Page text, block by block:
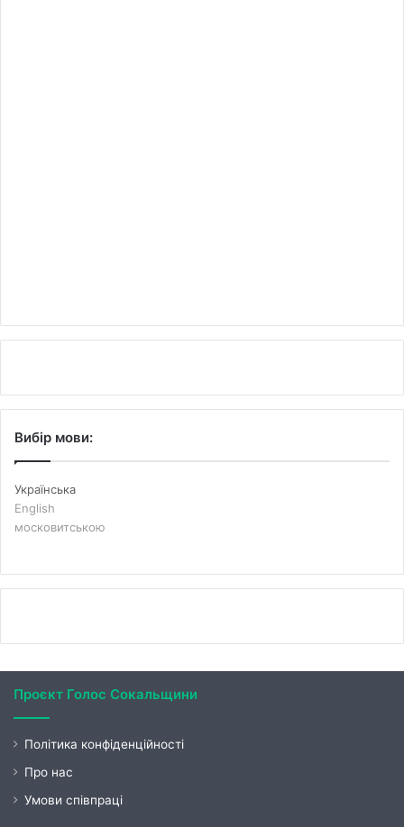
Вибір мови:
Українська
English
московитською
Проєкт Голос Сокальщини
Політика конфіденційності
Про нас
Умови співпраці